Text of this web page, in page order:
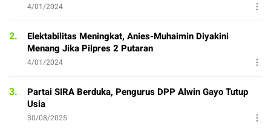
4/01/2024
2.
Elektabilitas Meningkat, Anies-Muhaimin Diyakini
Menang Jika Pilpres 2 Putaran
4/01/2024
3.
Partai SIRA Berduka, Pengurus DPP Alwin Gayo Tutup
Usia
30/08/2025